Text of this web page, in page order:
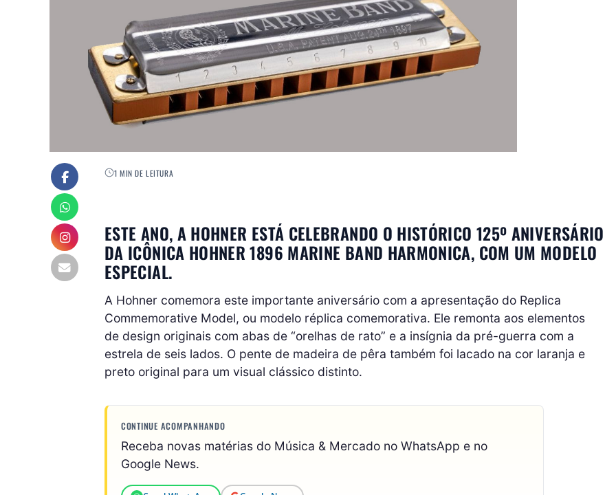
1 MIN DE LEITURA
ESTE ANO, A HOHNER ESTÁ CELEBRANDO O HISTÓRICO 125º ANIVERSÁRIO
DA ICÔNICA HOHNER 1896 MARINE BAND HARMONICA, COM UM MODELO
ESPECIAL.
A Hohner comemora este importante aniversário com a apresentação do Replica
Commemorative Model, ou modelo réplica comemorativa. Ele remonta aos elementos
de design originais com abas de “orelhas de rato” e a insígnia da pré-guerra com a
estrela de seis lados. O pente de madeira de pêra também foi lacado na cor laranja e
preto original para um visual clássico distinto.
CONTINUE ACOMPANHANDO
Receba novas matérias do Música & Mercado no WhatsApp e no
Google News.